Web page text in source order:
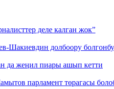
деле калган жок”
Шакиевдин долбоору
да жеңил пиары ашып кетти
парламент төрагасы